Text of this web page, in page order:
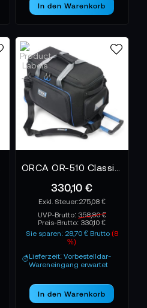
In den Warenkorb
330,10 €
275,08 €
UVP-Brutto: 358,80 €
Preis-Brutto: 330,10 €
Sie sparen: 28,70 € Brutto (8
%)
Lieferzeit: Vorbestelldar-
Wareneingang erwartet
In den Warenkorb